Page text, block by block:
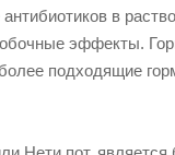
в
эффекты.
подходящие